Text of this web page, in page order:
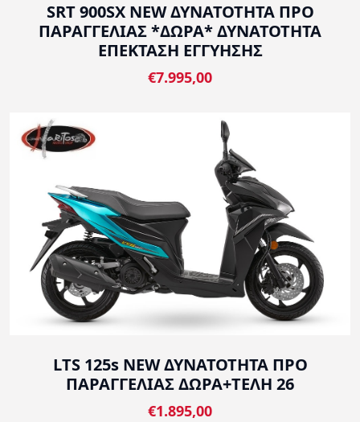
SRT 900SX NEW ΔΥΝΑΤΟΤΗΤΑ ΠΡΟ
ΠΑΡΑΓΓΕΛΙΑΣ *ΔΩΡΑ* ΔΥΝΑΤΟΤΗΤΑ
ΕΠΕΚΤΑΣΗ ΕΓΓΥΗΣΗΣ
€7.995,00
LTS 125s NEW ΔΥΝΑΤΟΤΗΤΑ ΠΡΟ
ΠΑΡΑΓΓΕΛΙΑΣ ΔΩΡΑ+ΤΕΛΗ 26
€1.895,00